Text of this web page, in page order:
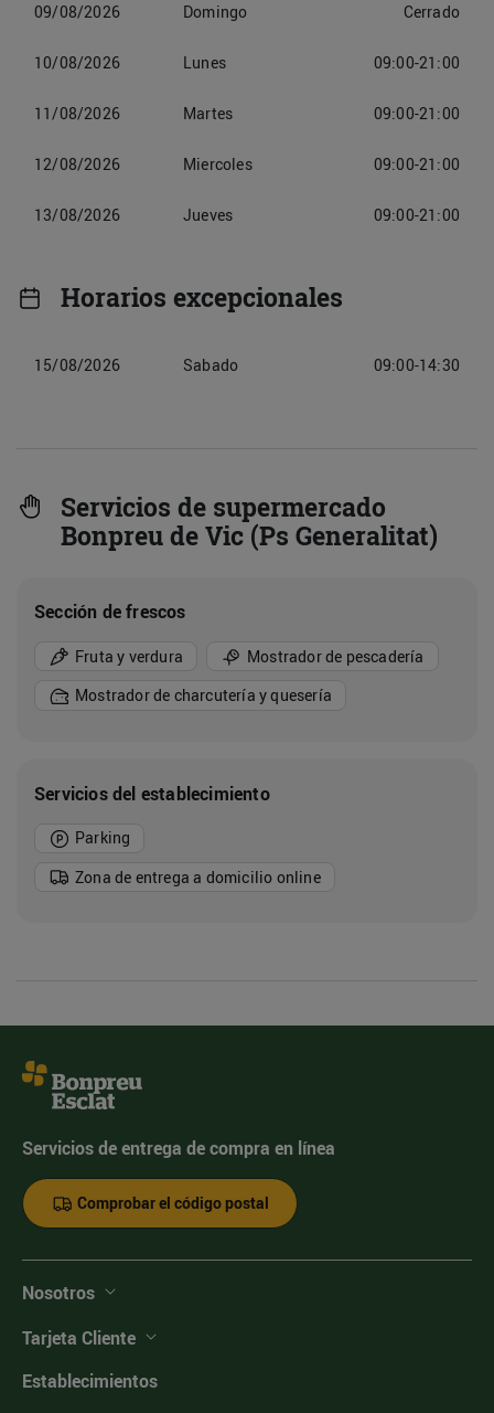
09/08/2026 Domingo Cerrado
10/08/2026 Lunes 09:00-21:00
11/08/2026 Martes 09:00-21:00
12/08/2026 Miercoles 09:00-21:00
13/08/2026 Jueves 09:00-21:00
Horarios excepcionales
15/08/2026 Sabado 09:00-14:30
Servicios de supermercado
Bonpreu de Vic (Ps Generalitat)
Sección de frescos
Fruta y verdura
Mostrador de pescadería
Mostrador de charcutería y quesería
Servicios del establecimiento
Parking
Zona de entrega a domicilio online
Servicios de entrega de compra en línea
Comprobar el código postal
Nosotros
Tarjeta Cliente
Establecimientos